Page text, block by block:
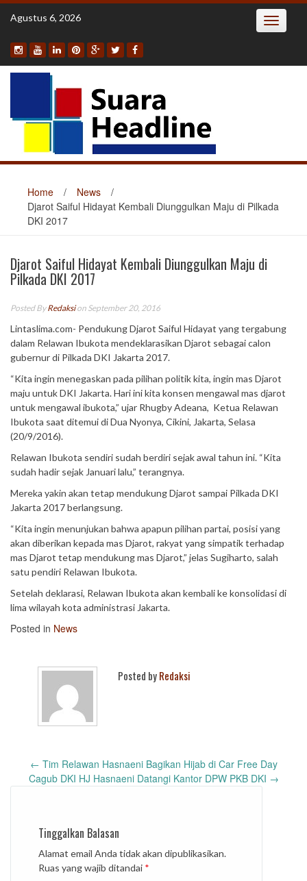
Skip
Agustus 6, 2026 Toggle
Home / News
/
Djarot Saiful Hidayat Kembali Diunggulkan Maju di Pilkada
DKI 2017
Djarot Saiful Hidayat Kembali Diunggulkan Maju di
Pilkada DKI 2017
Posted ByRedaksion September 20, 2016
Lintaslima.com- Pendukung Djarot Saiful Hidayat yang tergabung
dalam Relawan Ibukota mendeklarasikan Djarot sebagai calon
gubernur di Pilkada DKI Jakarta 2017.
“Kita ingin menegaskan pada pilihan politik kita, ingin mas Djarot
maju untuk DKI Jakarta. Hari ini kita konsen mengawal mas djarot
untuk mengawal ibukota,” ujar Rhugby Adeana, Ketua Relawan
Ibukota saat ditemui di Dua Nyonya, Cikini, Jakarta, Selasa
(20/9/2016).
Relawan Ibukota sendiri sudah berdiri sejak awal tahun ini. “Kita
sudah hadir sejak Januari lalu,” terangnya.
Mereka yakin akan tetap mendukung Djarot sampai Pilkada DKI
Jakarta 2017 berlangsung.
“Kita ingin menunjukan bahwa apapun pilihan partai, posisi yang
akan diberikan kepada mas Djarot, rakyat yang simpatik terhadap
mas Djarot tetap mendukung mas Djarot,” jelas Sugiharto, salah
satu pendiri Relawan Ibukota.
Setelah deklarasi, Relawan Ibukota akan kembali ke konsolidasi di
lima wilayah kota administrasi Jakarta.
Posted in News
Posted byRedaksi
Post
navigation
← Tim Relawan Hasnaeni Bagikan Hijab di Car Free Day
Cagub DKI HJ Hasnaeni Datangi Kantor DPW PKB DKI →
Tinggalkan Balasan
Alamat email Anda tidak akan dipublikasikan.
Ruas yang wajib ditandai *